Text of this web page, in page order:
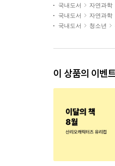
국내도서
자연과학
국내도서
자연과학
국내도서
청소년
이 상품의 이벤